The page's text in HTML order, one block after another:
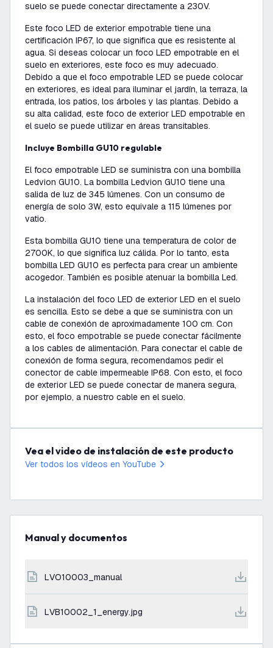
suelo se puede conectar directamente a 230V.
Este foco LED de exterior empotrable tiene una
certificación IP67, lo que significa que es resistente al
agua. Si deseas colocar un foco LED empotrable en el
suelo en exteriores, este foco es muy adecuado.
Debido a que el foco empotrable LED se puede colocar
en exteriores, es ideal para iluminar el jardín, la terraza, la
entrada, los patios, los árboles y las plantas. Debido a
su alta calidad, este foco de exterior LED empotrable en
el suelo se puede utilizar en áreas transitables.
Incluye Bombilla GU10 regulable
El foco empotrable LED se suministra con una bombilla
Ledvion GU10. La bombilla Ledvion GU10 tiene una
salida de luz de 345 lúmenes. Con un consumo de
energía de solo 3W, esto equivale a 115 lúmenes por
vatio.
Esta bombilla GU10 tiene una temperatura de color de
2700K, lo que significa luz cálida. Por lo tanto, esta
bombilla LED GU10 es perfecta para crear un ambiente
acogedor. También es posible atenuar la bombilla Led.
La instalación del foco LED de exterior LED en el suelo
es sencilla. Esto se debe a que se suministra con un
cable de conexión de aproximadamente 100 cm. Con
esto, el foco empotrable se puede conectar fácilmente
a los cables de alimentación. Para conectar el cable de
conexión de forma segura, recomendamos pedir el
conector de cable impermeable IP68. Con esto, el foco
de exterior LED se puede conectar de manera segura,
por ejemplo, a nuestro cable en el suelo.
Vea el video de instalación de este producto
Ver todos los vídeos en YouTube
Manual y documentos
LVO10003_manual
LVB10002_1_energy.jpg